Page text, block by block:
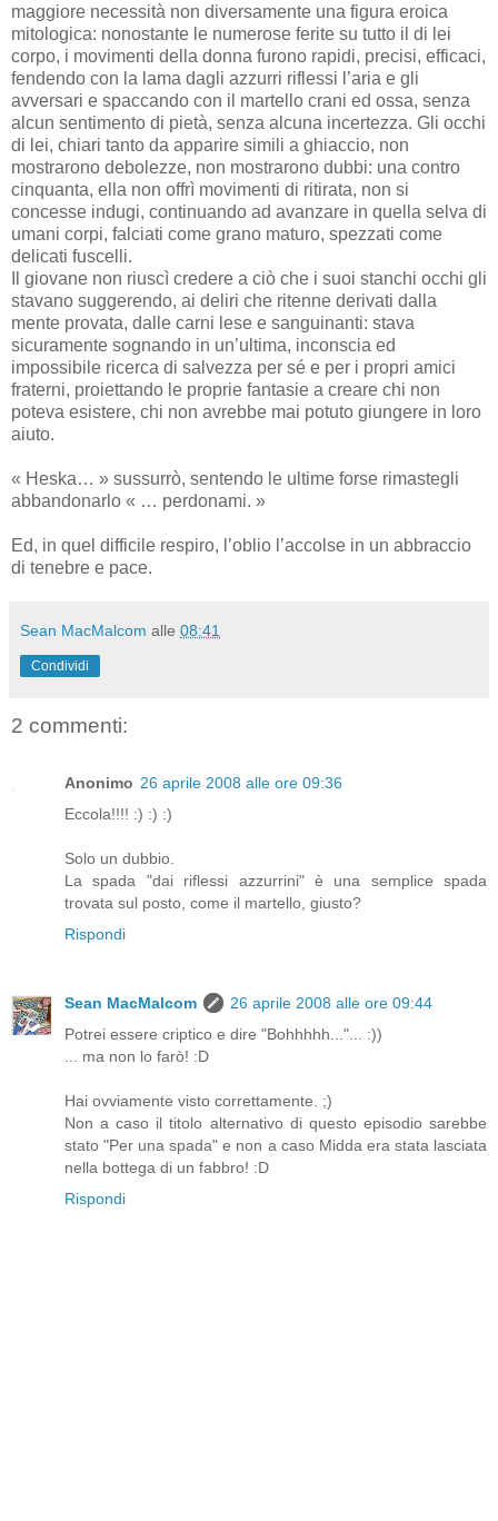
maggiore necessità non diversamente una figura eroica
mitologica: nonostante le numerose ferite su tutto il di lei
corpo, i movimenti della donna furono rapidi, precisi, efficaci,
fendendo con la lama dagli azzurri riflessi l’aria e gli
avversari e spaccando con il martello crani ed ossa, senza
alcun sentimento di pietà, senza alcuna incertezza. Gli occhi
di lei, chiari tanto da apparire simili a ghiaccio, non
mostrarono debolezze, non mostrarono dubbi: una contro
cinquanta, ella non offrì movimenti di ritirata, non si
concesse indugi, continuando ad avanzare in quella selva di
umani corpi, falciati come grano maturo, spezzati come
delicati fuscelli.
Il giovane non riuscì credere a ciò che i suoi stanchi occhi gli
stavano suggerendo, ai deliri che ritenne derivati dalla
mente provata, dalle carni lese e sanguinanti: stava
sicuramente sognando in un’ultima, inconscia ed
impossibile ricerca di salvezza per sé e per i propri amici
fraterni, proiettando le proprie fantasie a creare chi non
poteva esistere, chi non avrebbe mai potuto giungere in loro
aiuto.
« Heska… » sussurrò, sentendo le ultime forse rimastegli
abbandonarlo « … perdonami. »
Ed, in quel difficile respiro, l’oblio l’accolse in un abbraccio
di tenebre e pace.
Sean MacMalcom alle 08:41
Condividi
2 commenti:
Anonimo 26 aprile 2008 alle ore 09:36
Eccola!!!! :) :) :)
Solo un dubbio.
La spada "dai riflessi azzurrini" è una semplice spada
trovata sul posto, come il martello, giusto?
Rispondi
Sean MacMalcom
26 aprile 2008 alle ore 09:44
Potrei essere criptico e dire "Bohhhhh..."... :))
... ma non lo farò! :D
Hai ovviamente visto correttamente. ;)
Non a caso il titolo alternativo di questo episodio sarebbe
stato "Per una spada" e non a caso Midda era stata lasciata
nella bottega di un fabbro! :D
Rispondi